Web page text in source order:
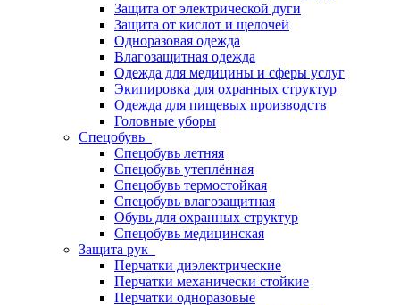
Защита от электрической дуги
Защита от кислот и щелочей
Одноразовая одежда
Влагозащитная одежда
Одежда для медицины и сферы услуг
Экипировка для охранных структур
Одежда для пищевых производств
Головные уборы
Спецобувь
Спецобувь летняя
Спецобувь утеплённая
Спецобувь термостойкая
Спецобувь влагозащитная
Обувь для охранных структур
Спецобувь медицинская
Защита рук
Перчатки диэлектрические
Перчатки механически стойкие
Перчатки одноразовые